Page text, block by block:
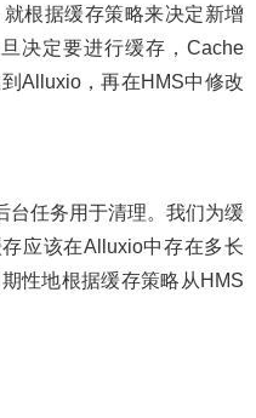
根据缓存策略来决定新增
决定要进行缓存，Cache
Alluxio，再在HMS中修改
台任务用于清理。我们为缓
应该在Alluxio中存在多长
性地根据缓存策略从HMS